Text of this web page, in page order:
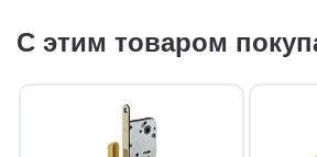
С этим товаром